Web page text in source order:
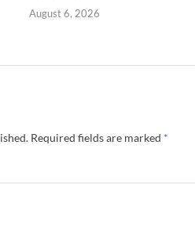
August 6, 2026
Required fields are marked *